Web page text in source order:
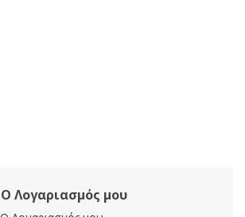
Ο Λογαριασμός μου